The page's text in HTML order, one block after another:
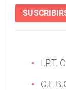
I.P.T.